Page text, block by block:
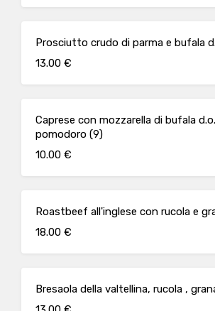
Prosciutto crudo di parma e bufala
13.00 €
Caprese con mozzarella di bufala
pomodoro (9)
10.00 €
Roastbeef all'inglese con rucola e
18.00 €
Bresaola della valtellina, rucola ,